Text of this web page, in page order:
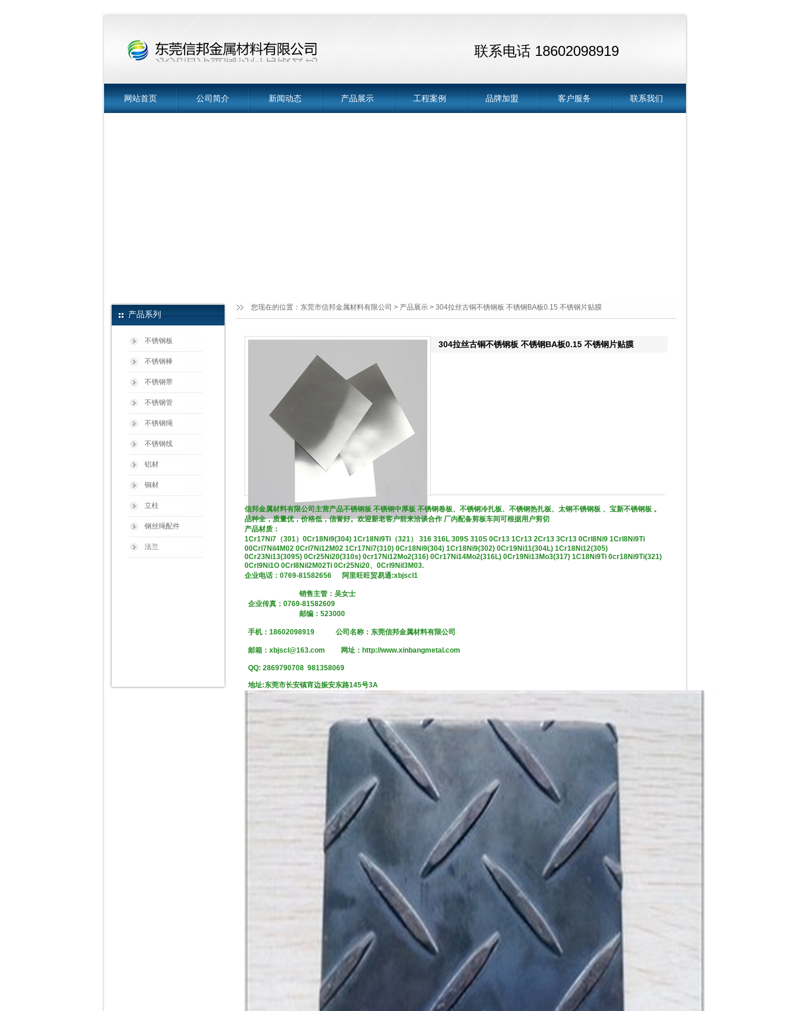
网站首页 公司简介 新闻动态 产品展示 工程案例 品牌加盟 客户服务 联系我们
联系电话 18602098919
产品系列
不锈钢板
不锈钢棒
不锈钢带
不锈钢管
不锈钢绳
不锈钢线
铝材
铜材
立柱
钢丝绳配件
法兰
您现在的位置： 东莞市信邦金属材料有限公司 > 产品展示 > 304拉丝古铜不锈钢板 不锈钢BA板0.15 不锈钢片贴膜
304拉丝古铜不锈钢板 不锈钢BA板0.15 不锈钢片贴膜
信邦金属材料有限公司主营产品不锈钢板 不锈钢中厚板 不锈钢卷板、不锈钢冷扎板、不锈钢热扎板、太钢不锈钢板 、宝新不锈钢板 。
品种全，质量优，价格低，信誉好。欢迎新老客户前来洽谈合作 厂内配备剪板车间可根据用户剪切
产品材质：
1Cr17Ni7（301）0Cr18Ni9(304) 1Cr18Ni9Ti（321） 316 316L 309S 310S 0Cr13 1Cr13 2Cr13 3Cr13 0Crl8Ni9 1Crl8Ni9Ti
00Crl7Nil4M02 0Crl7Ni12M02 1Cr17Ni7(310) 0Cr18Ni9(304) 1Cr18Ni9(302) 0Cr19Ni11(304L) 1Cr18Ni12(305)
0Cr23Ni13(309S) 0Cr25Ni20(310s) 0cr17Ni12Mo2(316) 0Cr17Ni14Mo2(316L) 0Cr19Ni13Mo3(317) 1C18Ni9Ti 0cr18Ni9Ti(321)
0Crl9Ni1O 0Crl8Nil2M02Ti 0Cr25Ni20、0Crl9Nil3M03.
企业电话：0769-81582656 阿里旺旺贸易通:xbjscl1
销售主管：吴女士
企业传真：0769-81582609
邮编：523000
手机：18602098919 公司名称：东莞信邦金属材料有限公司
邮箱：xbjscl@163.com 网址：http://www.xinbangmetal.com
QQ: 2869790708 981358069
地址:东莞市长安镇宵边振安东路145号3A